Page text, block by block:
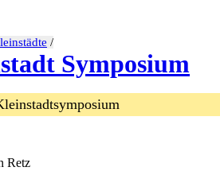
/
Symposium
Retz